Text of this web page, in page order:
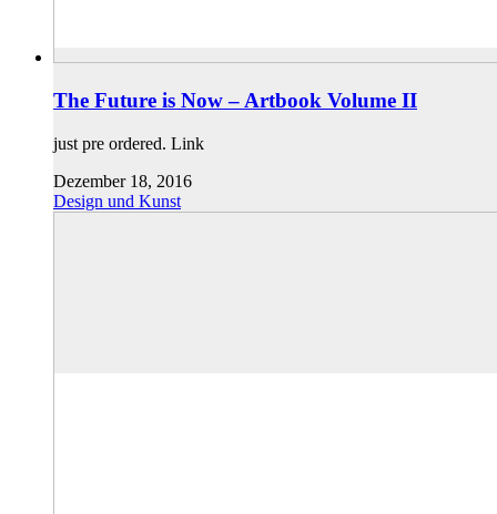
The Future is Now – Artbook Volume II
just pre ordered. Link
Dezember 18, 2016
Design und Kunst